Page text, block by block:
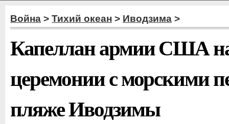
Война > Тихий океан > Иводзима >
Капеллан армии США
церемонии с морскими
пляже Иводзимы